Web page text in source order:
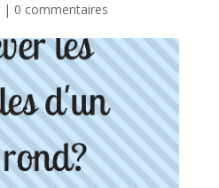
| 0 commentaires